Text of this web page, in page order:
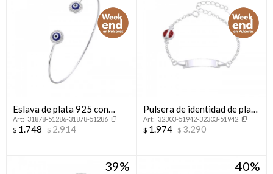
Eslava de plata 925 con
circonias y esmalte, OJO
TURCO.
31878-51286-31878-51286
$ 1.748 $2.914
Pulsera de identidad de plata
925 con dije
32303-51942-32303-51942
$ 1.974 $3.290
39 40